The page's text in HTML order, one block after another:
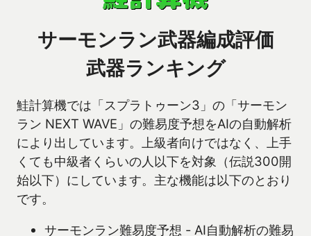
サーモンラン武器編成評価
武器ランキング
鮭計算機では「スプラトゥーン3」の「サーモン
ラン NEXT WAVE」の難易度予想をAIの自動解析
により出しています。上級者向けではなく、上手
くても中級者くらいの人以下を対象（伝説300開
始以下）にしています。主な機能は以下のとおり
です。
サーモンラン難易度予想 - AI自動解析の難易